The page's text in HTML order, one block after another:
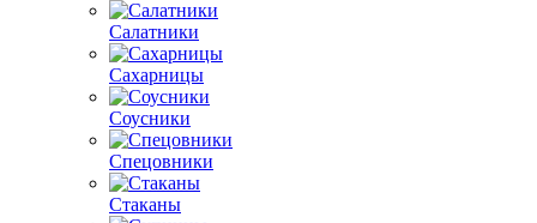
Салатники
Сахарницы
Соусники
Спецовники
Стаканы